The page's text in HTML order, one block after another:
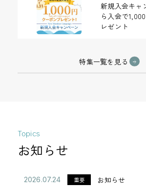
相鉄フレッサイン 新橋日比
谷口
相鉄フレッ
相鉄フレッサイン 東京六本
木
新規入会キャ
ら入会で
レゼント
特集一覧を見る
Topics
お知らせ
2026.07.24 重要
お知らせ